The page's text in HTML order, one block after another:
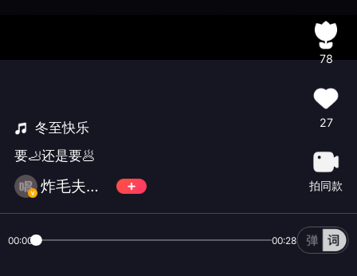
冬至快乐
要🦶还是要🥟
炸毛夫子S̶H̶O̶W̶
78
27
拍同款
00:00 00:28